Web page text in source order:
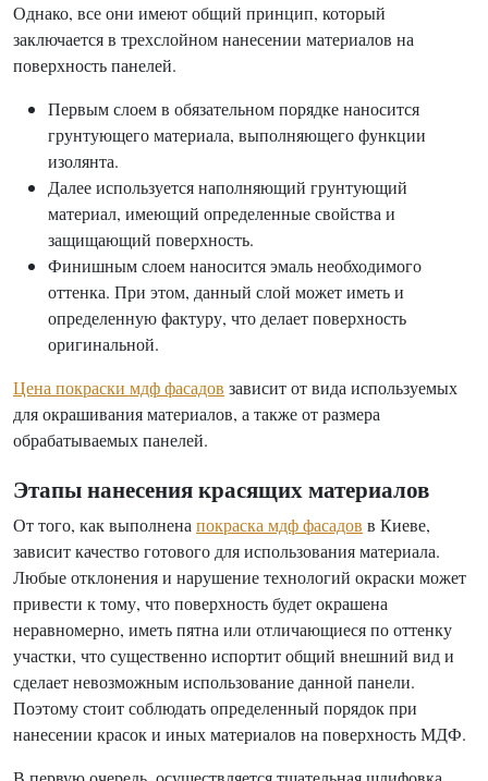
Однако, все они имеют общий принцип, который
заключается в трехслойном нанесении материалов на
поверхность панелей.
Первым слоем в обязательном порядке наносится
грунтующего материала, выполняющего функции
изолянта.
Далее используется наполняющий грунтующий
материал, имеющий определенные свойства и
защищающий поверхность.
Финишным слоем наносится эмаль необходимого
оттенка. При этом, данный слой может иметь и
определенную фактуру, что делает поверхность
оригинальной.
Цена покраски мдф фасадов зависит от вида используемых
для окрашивания материалов, а также от размера
обрабатываемых панелей.
Этапы нанесения красящих материалов
От того, как выполнена покраска мдф фасадов в Киеве,
зависит качество готового для использования материала.
Любые отклонения и нарушение технологий окраски может
привести к тому, что поверхность будет окрашена
неравномерно, иметь пятна или отличающиеся по оттенку
участки, что существенно испортит общий внешний вид и
сделает невозможным использование данной панели.
Поэтому стоит соблюдать определенный порядок при
нанесении красок и иных материалов на поверхность МДФ.